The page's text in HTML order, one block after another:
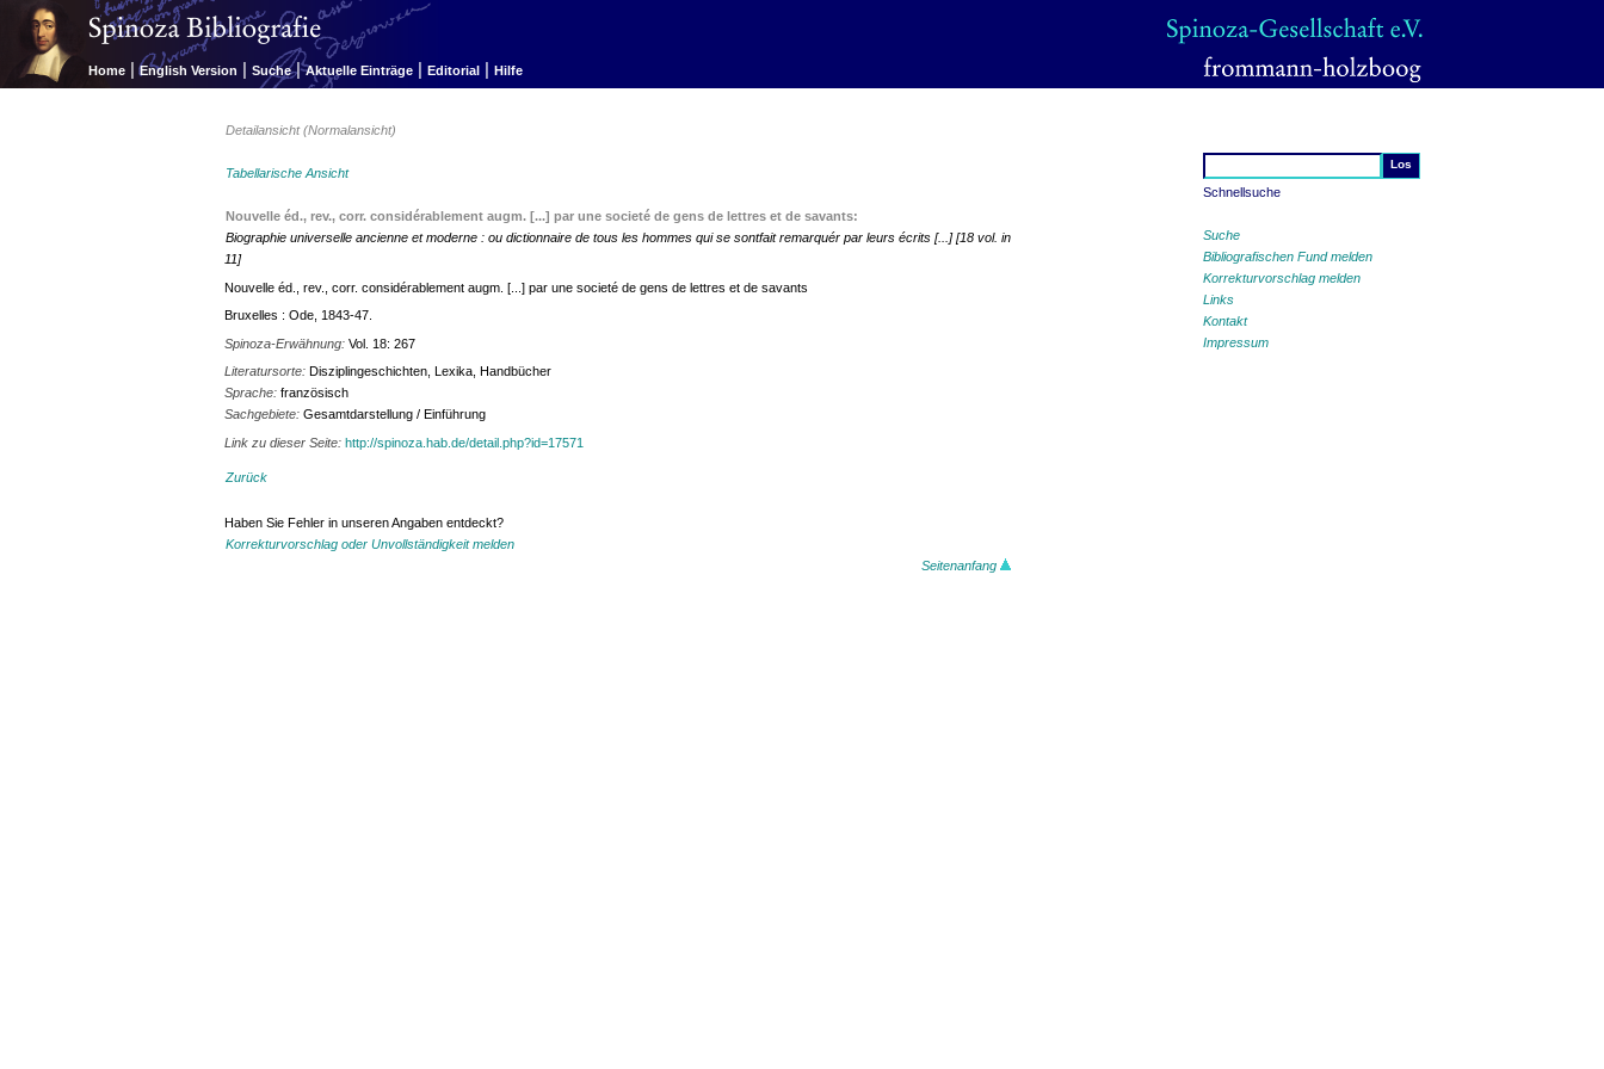
Home | English Version | Suche | Aktuelle Einträge | Editorial | Hilfe
Schnellsuche
Suche
Bibliografischen Fund melden
Korrekturvorschlag melden
Links
Kontakt
Impressum
Detailansicht (Normalansicht)
Tabellarische Ansicht
Nouvelle éd., rev., corr. considérablement augm. [...] par une societé de gens de lettres et de savants:
Biographie universelle ancienne et moderne : ou dictionnaire de tous les hommes qui se sontfait remarquér par leurs écrits [...] [18 vol. in
11]
Nouvelle éd., rev., corr. considérablement augm. [...] par une societé de gens de lettres et de savants
Bruxelles : Ode, 1843-47.
Spinoza-Erwähnung:Vol. 18: 267
Literatursorte:Disziplingeschichten, Lexika, Handbücher
Sprache:französisch
Sachgebiete:Gesamtdarstellung / Einführung
Link zu dieser Seite:http://spinoza.hab.de/detail.php?id=17571
Zurück
Haben Sie Fehler in unseren Angaben entdeckt?
Korrekturvorschlag oder Unvollständigkeit melden
Seitenanfang